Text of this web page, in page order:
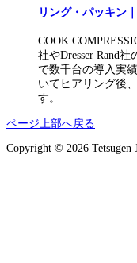
リング・パッキン
COOK
社やDresser Rand
で数千台の導入実
いてヒアリング後
す。
ページ上部へ戻る
Copyright © 2026 Tetsugen